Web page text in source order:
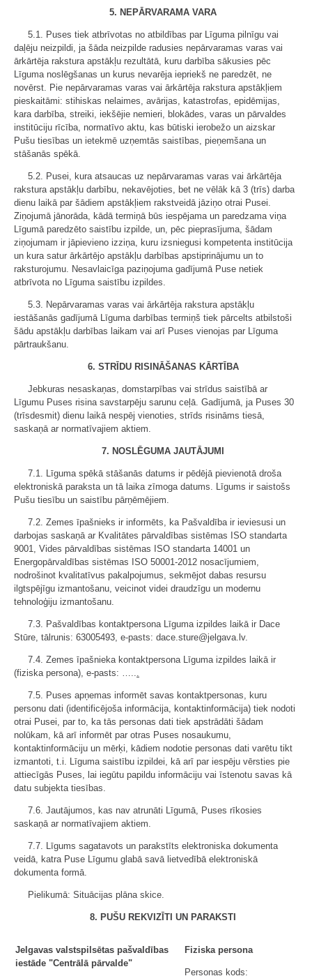
5. NEPĀRVARAMA VARA
5.1. Puses tiek atbrīvotas no atbildības par Līguma pilnīgu vai
daļēju neizpildi, ja šāda neizpilde radusies nepārvaramas varas vai
ārkārtēja rakstura apstākļu rezultātā, kuru darbība sākusies pēc
Līguma noslēgšanas un kurus nevarēja iepriekš ne paredzēt, ne
novērst. Pie nepārvaramas varas vai ārkārtēja rakstura apstākļiem
pieskaitāmi: stihiskas nelaimes, avārijas, katastrofas, epidēmijas,
kara darbība, streiki, iekšējie nemieri, blokādes, varas un pārvaldes
institūciju rīcība, normatīvo aktu, kas būtiski ierobežo un aizskar
Pušu tiesības un ietekmē uzņemtās saistības, pieņemšana un
stāšanās spēkā.
5.2. Pusei, kura atsaucas uz nepārvaramas varas vai ārkārtēja
rakstura apstākļu darbību, nekavējoties, bet ne vēlāk kā 3 (trīs) darba
dienu laikā par šādiem apstākļiem rakstveidā jāziņo otrai Pusei.
Ziņojumā jānorāda, kādā termiņā būs iespējama un paredzama viņa
Līgumā paredzēto saistību izpilde, un, pēc pieprasījuma, šādam
ziņojumam ir jāpievieno izziņa, kuru izsniegusi kompetenta institūcija
un kura satur ārkārtējo apstākļu darbības apstiprinājumu un to
raksturojumu. Nesavlaicīga paziņojuma gadījumā Puse netiek
atbrīvota no Līguma saistību izpildes.
5.3. Nepārvaramas varas vai ārkārtēja rakstura apstākļu
iestāšanās gadījumā Līguma darbības termiņš tiek pārcelts atbilstoši
šādu apstākļu darbības laikam vai arī Puses vienojas par Līguma
pārtraukšanu.
6. STRĪDU RISINĀŠANAS KĀRTĪBA
Jebkuras nesaskaņas, domstarpības vai strīdus saistībā ar
Līgumu Puses risina savstarpēju sarunu ceļā. Gadījumā, ja Puses 30
(trīsdesmit) dienu laikā nespēj vienoties, strīds risināms tiesā,
saskaņā ar normatīvajiem aktiem.
7. NOSLĒGUMA JAUTĀJUMI
7.1. Līguma spēkā stāšanās datums ir pēdējā pievienotā droša
elektroniskā paraksta un tā laika zīmoga datums. Līgums ir saistošs
Pušu tiesību un saistību pārņēmējiem.
7.2. Zemes īpašnieks ir informēts, ka Pašvaldība ir ieviesusi un
darbojas saskaņā ar Kvalitātes pārvaldības sistēmas ISO standarta
9001, Vides pārvaldības sistēmas ISO standarta 14001 un
Energopārvaldības sistēmas ISO 50001-2012 nosacījumiem,
nodrošinot kvalitatīvus pakalpojumus, sekmējot dabas resursu
ilgtspējīgu izmantošanu, veicinot videi draudzīgu un modernu
tehnoloģiju izmantošanu.
7.3. Pašvaldības kontaktpersona Līguma izpildes laikā ir Dace
Stūre, tālrunis: 63005493, e-pasts: dace.sture@jelgava.lv.
7.4. Zemes īpašnieka kontaktpersona Līguma izpildes laikā ir
(fiziska persona), e-pasts: …..
7.5. Puses apņemas informēt savas kontaktpersonas, kuru
personu dati (identificējoša informācija, kontaktinformācija) tiek nodoti
otrai Pusei, par to, ka tās personas dati tiek apstrādāti šādam
nolūkam, kā arī informēt par otras Puses nosaukumu,
kontaktinformāciju un mērķi, kādiem nodotie personas dati varētu tikt
izmantoti, t.i. Līguma saistību izpildei, kā arī par iespēju vērsties pie
attiecīgās Puses, lai iegūtu papildu informāciju vai īstenotu savas kā
datu subjekta tiesības.
7.6. Jautājumos, kas nav atrunāti Līgumā, Puses rīkosies
saskaņā ar normatīvajiem aktiem.
7.7. Līgums sagatavots un parakstīts elektroniska dokumenta
veidā, katra Puse Līgumu glabā savā lietvedībā elektroniskā
dokumenta formā.
Pielikumā: Situācijas plāna skice.
8. PUŠU REKVIZĪTI UN PARAKSTI
Jelgavas valstspilsētas pašvaldības
iestāde "Centrālā pārvalde"
Fiziska persona
Personas kods: